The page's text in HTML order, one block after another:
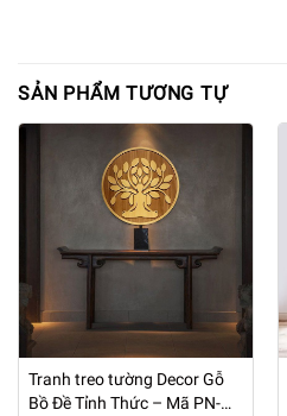
SẢN PHẨM TƯƠNG TỰ
Tranh treo tường Decor Gỗ
Bồ Đề Tỉnh Thức – Mã PN-